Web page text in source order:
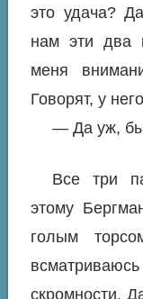
это удача?
нам эти два
меня
Говорят, у
— Да уж,
Все три
этому
голым
скромности.